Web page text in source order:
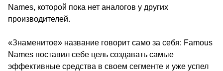
Names, которой пока нет аналогов у других
производителей.
«Знаменитое» название говорит само за себя: Famous
Names поставил себе цель создавать самые
эффективные средства в своем сегменте и уже успел